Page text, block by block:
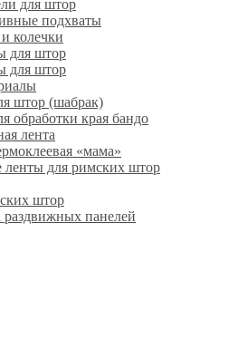
для штор
подхваты
колечки
для штор
для штор
штор (шабрак)
обработки края бандо
лента
«мама»
ленты для римских штор
штор
раздвижных панелей